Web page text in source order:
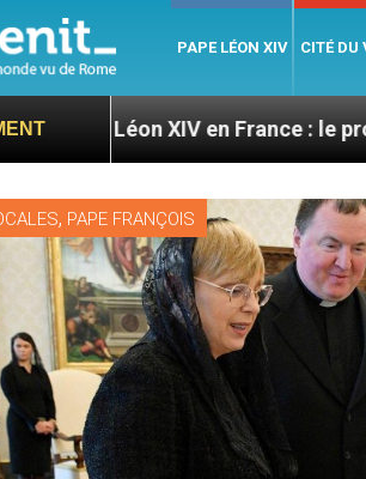
PAPE LÉON XIV CITÉ DU
en France : le programme
, PAPE FRANÇOIS